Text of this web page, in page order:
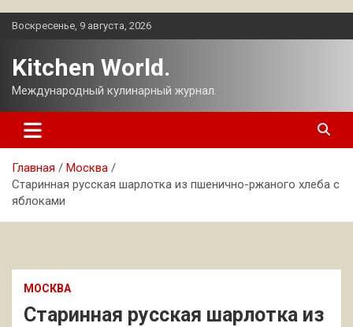
Перейти
Воскресенье, 9 августа, 2026
Kitchen World.
Международный кулинарный журнал.
Главная
Москва
Старинная русская шарлотка из пшенично-ржаного хлеба с
яблоками
МОСКВА
Старинная русская шарлотка из